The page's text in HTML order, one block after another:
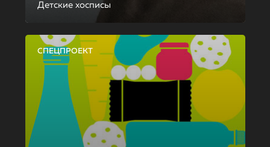
Детские хосписы
СПЕЦПРОЕКТ